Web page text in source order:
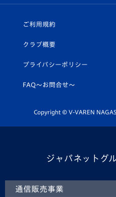
ホームタウン
平和祈念活動
ホームタウン活動
U-18
スクール
ヴィヴィくんインスタグラム
公式LINE＠
ご利用規約
クラブ概要
プライバシーポリシー
FAQ〜お問合せ〜
Copyright © V-VAREN
ジャパネットグ
通信販売事業